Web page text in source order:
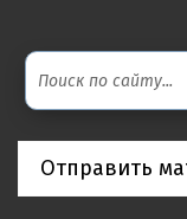
Отправить